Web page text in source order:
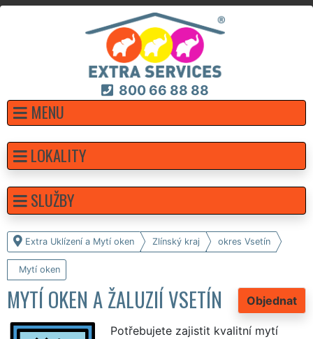
800 66 88 88
MENU
Extra Uklízení a Mytí oken Zlínský kraj okres Vsetín
Mytí oken
Objednat
MYTÍ OKEN A ŽALUZIÍ VSETÍN
Potřebujete zajistit kvalitní mytí
LOKALITY
SLUŽBY